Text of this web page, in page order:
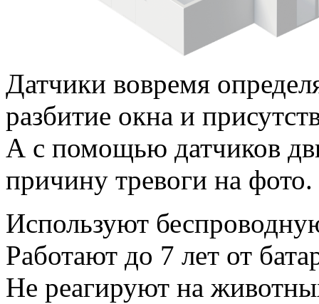
Датчики вовремя
разбитие окна и
А с помощью датчиков
причину тревоги на фото.
Используют
Работают до 7 лет от
Не реагируют на